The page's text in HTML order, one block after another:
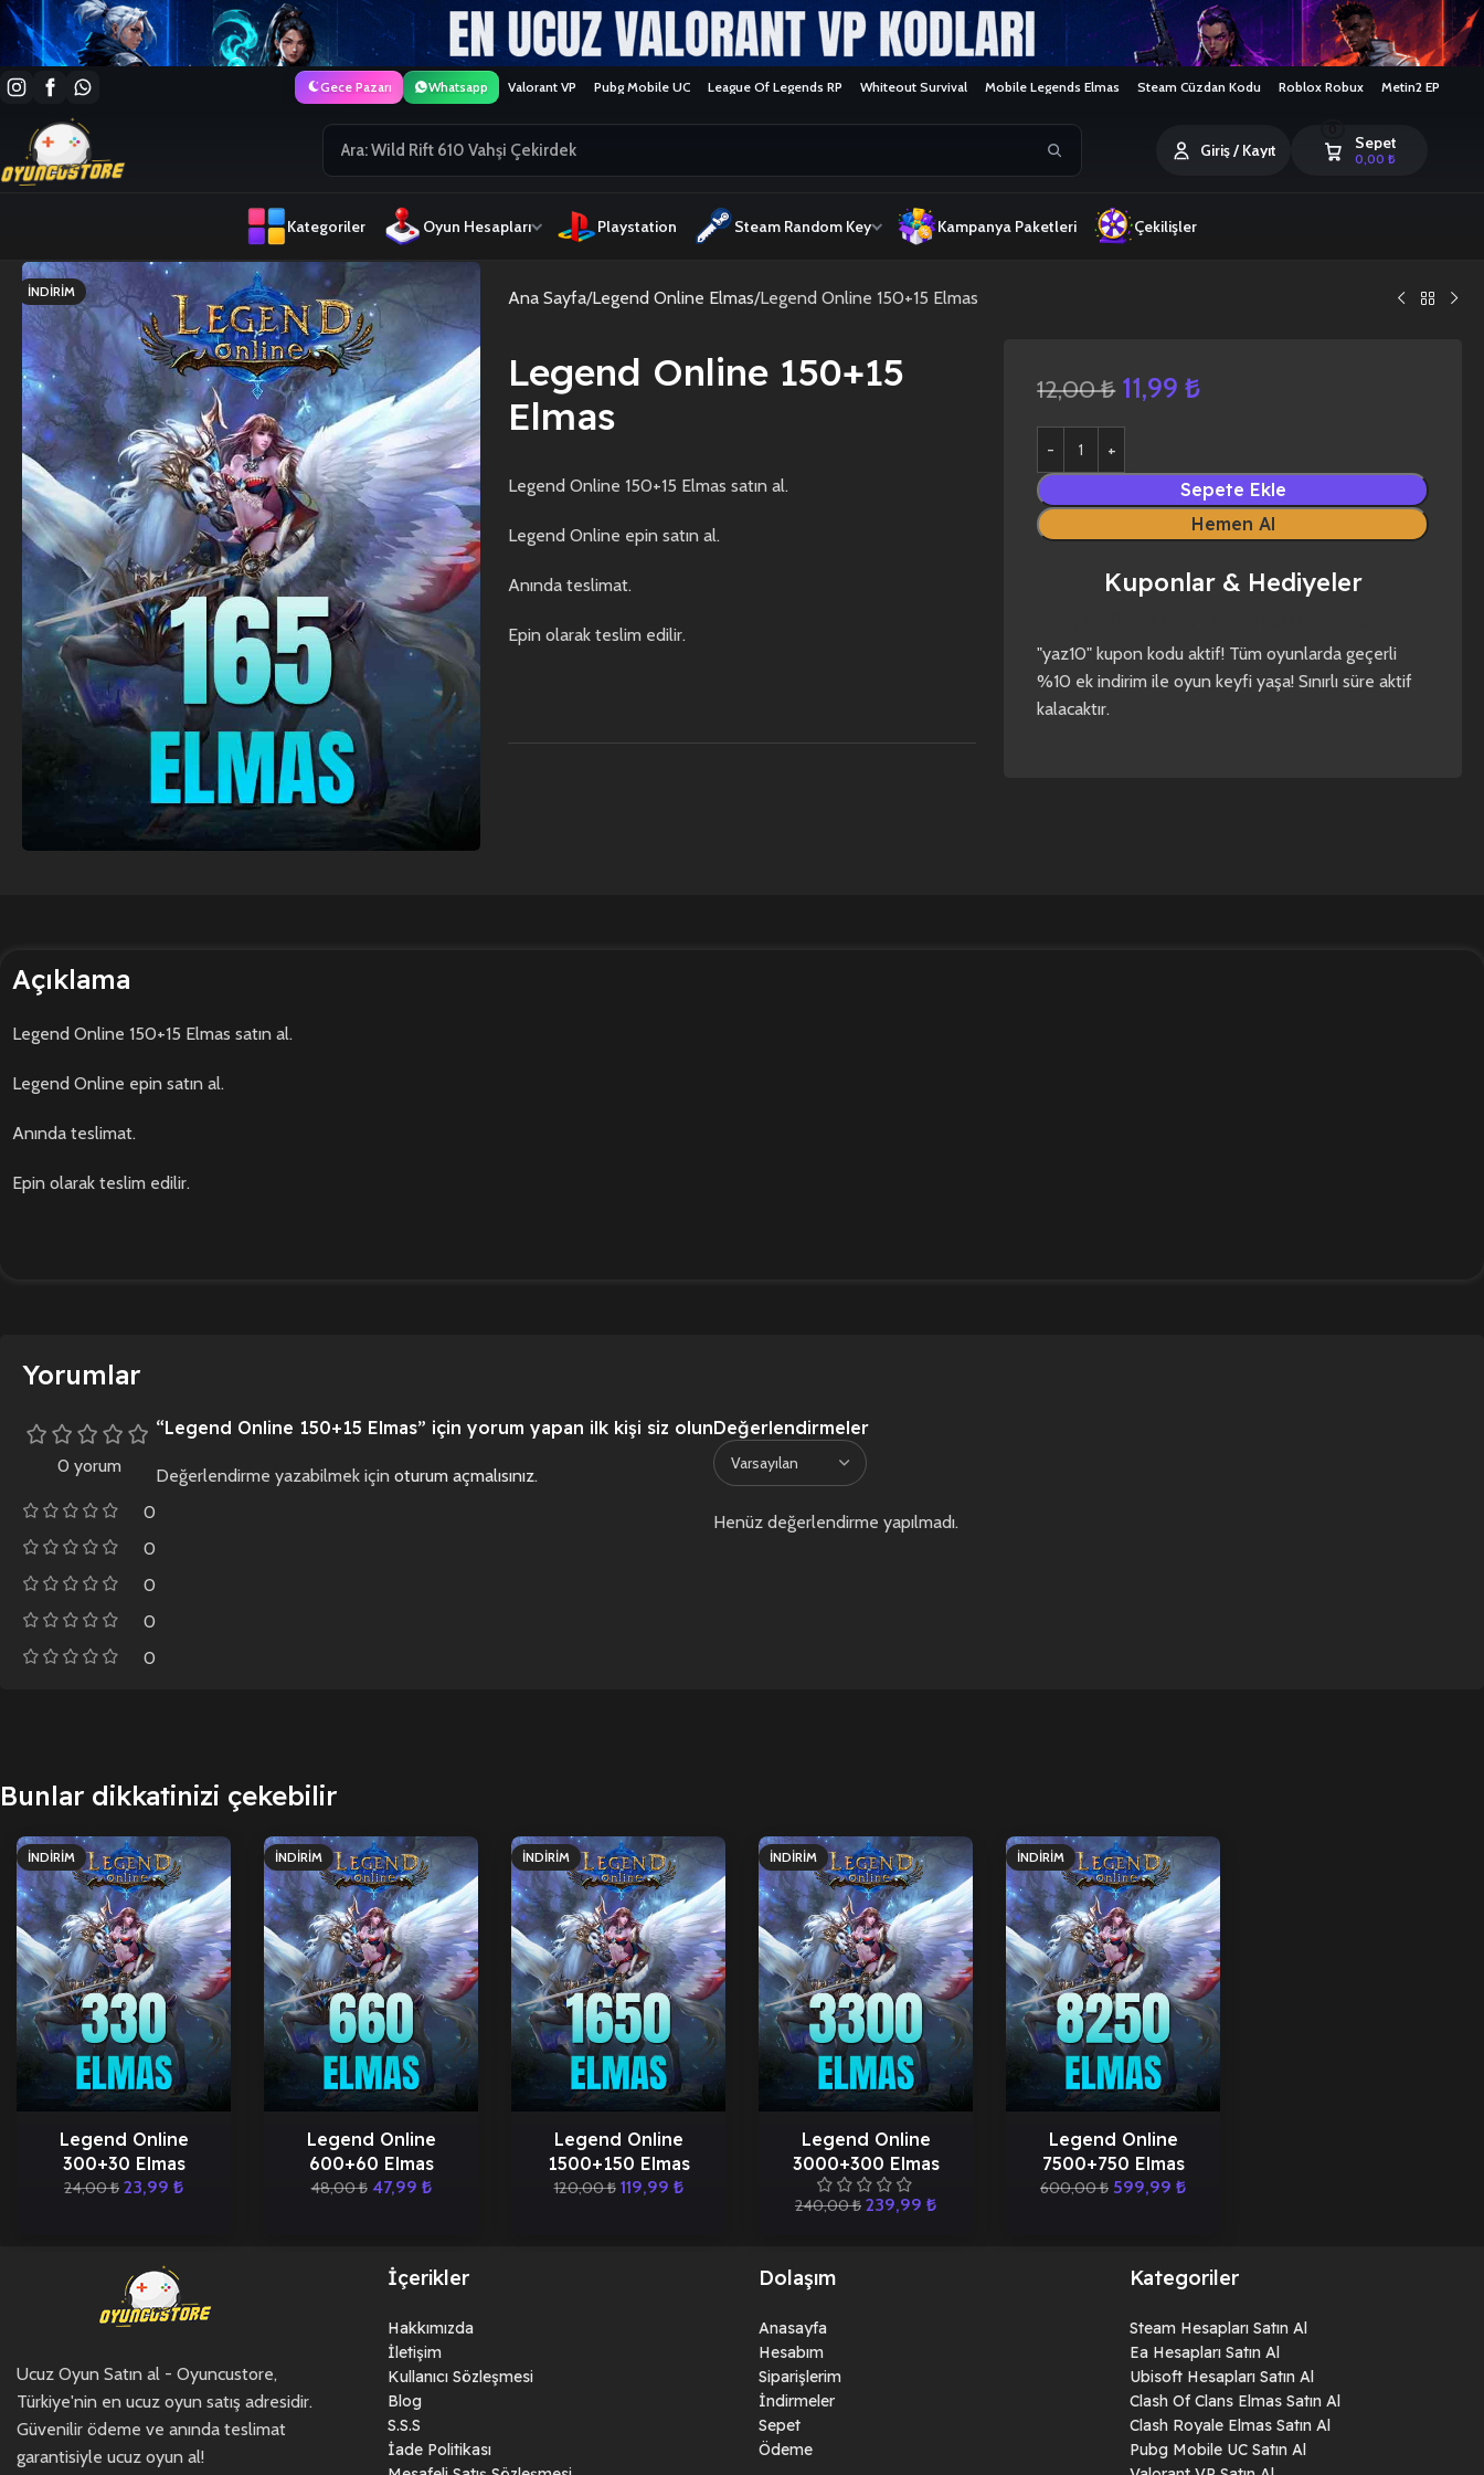
Gece Pazarı Whatsapp Valorant VP Pubg Mobile UC League Of Legends RP Whiteout Survival Mobile Legends Elmas Steam Cüzdan Kodu Roblox Robux Metin2 EP
Giriş / Kayıt Sepet
0,00₺
Kategoriler Oyun Hesapları Playstation Steam Random Key Kampanya Paketleri Çekilişler
İNDIRIM Ana Sayfa Legend Online Elmas Legend Online 150+15 Elmas
Legend Online 150+15
Elmas
Legend Online 150+15 Elmas satın al.
Legend Online epin satın al.
Anında teslimat.
Epin olarak teslim edilir.
12,00₺ 11,99₺
Sepete Ekle
Hemen Al
Kuponlar & Hediyeler
"yaz10" kupon kodu aktif! Tüm oyunlarda geçerli
%10 ek indirim ile oyun keyfi yaşa! Sınırlı süre aktif
kalacaktır.
Açıklama
Legend Online 150+15 Elmas satın al.
Legend Online epin satın al.
Anında teslimat.
Epin olarak teslim edilir.
Yorumlar
0 yorum
0
0
0
0
0
Değerlendirmeler
Henüz değerlendirme yapılmadı.
“Legend Online 150+15 Elmas” için yorum yapan ilk kişi siz olun
Değerlendirme yazabilmek için oturum açmalısınız.
Bunlar dikkatinizi çekebilir
İNDIRIM
Legend Online
300+30 Elmas
24,00₺ 23,99 ₺
İNDIRIM
Legend Online
600+60 Elmas
48,00₺ 47,99 ₺
İNDIRIM
Legend Online
1500+150 Elmas
120,00₺ 119,99 ₺
İNDIRIM
Legend Online
3000+300 Elmas
240,00₺ 239,99 ₺
İNDIRIM
Legend Online
7500+750 Elmas
600,00₺ 599,99 ₺
Ucuz Oyun Satın al - Oyuncustore,
Türkiye'nin en ucuz oyun satış adresidir.
Güvenilir ödeme ve anında teslimat
garantisiyle ucuz oyun al!
İçerikler
Hakkımızda
İletişim
Kullanıcı Sözleşmesi
Blog
S.S.S
İade Politikası
Dolaşım
Anasayfa
Hesabım
Siparişlerim
İndirmeler
Sepet
Ödeme
Kategoriler
Steam Hesapları Satın Al
Ea Hesapları Satın Al
Ubisoft Hesapları Satın Al
Clash Of Clans Elmas Satın Al
Clash Royale Elmas Satın Al
Pubg Mobile UC Satın Al